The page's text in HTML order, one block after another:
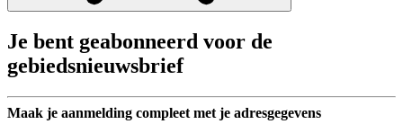
Je bent geabonneerd voor de
gebiedsnieuwsbrief
Maak je aanmelding compleet met je adresgegevens